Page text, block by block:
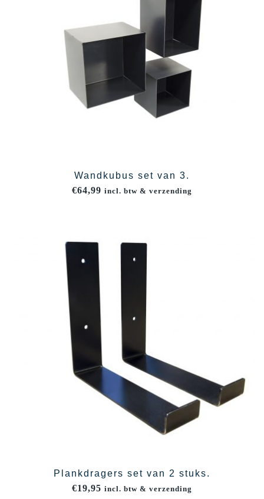
Wandkubus set van 3.
€64,99 incl. btw & verzending
Plankdragers set van 2 stuks.
€19,95 incl. btw & verzending